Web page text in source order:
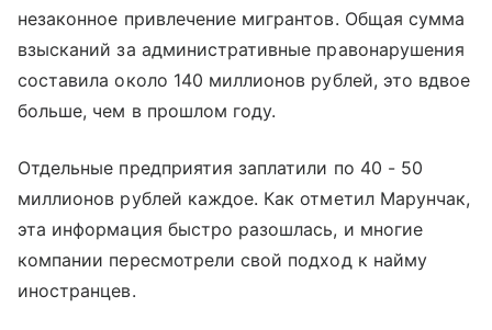
незаконное привлечение мигрантов. Общая сумма
взысканий за административные правонарушения
составила около 140 миллионов рублей, это вдвое
больше, чем в прошлом году.
Отдельные предприятия заплатили по 40 - 50
миллионов рублей каждое. Как отметил Марунчак,
эта информация быстро разошлась, и многие
компании пересмотрели свой подход к найму
иностранцев.